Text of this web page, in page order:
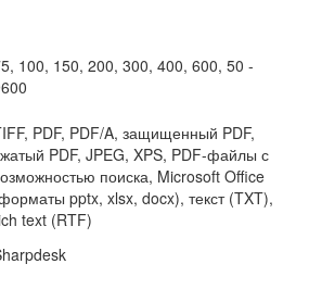
100, 150, 200, 300, 400, 600, 50 -
PDF, PDF/A, защищенный PDF,
PDF, JPEG, XPS, PDF-файлы с
поиска, Microsoft Office
pptx, xlsx, docx), текст (TXT),
text (RTF)